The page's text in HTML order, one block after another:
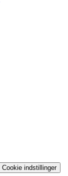
Cookie indstillinger